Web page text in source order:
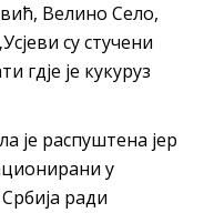
Велино Село,
су стучени
гдје је кукуруз
је распуштена јер
у
ради